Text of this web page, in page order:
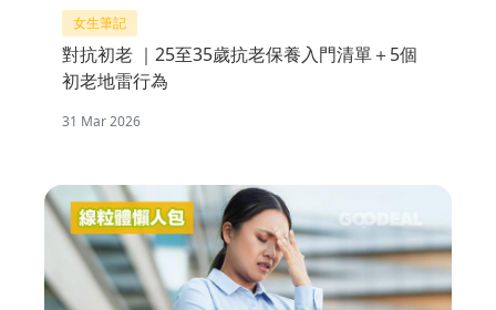
女生筆記
對抗初老 ｜25至35歲抗老保養入門清單＋5個
初老地雷行為
31 Mar 2026